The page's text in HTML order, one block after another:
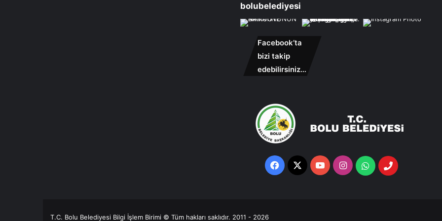
bolubelediyesi
Facebook’ta
bizi takip
edebilirsiniz…
Facebook
X YouTubeInstagramWhatsappTelefon
T.C. Bolu Belediyesi Bilgi İşlem Birimi © Tüm hakları saklıdır. 2011 - 2026